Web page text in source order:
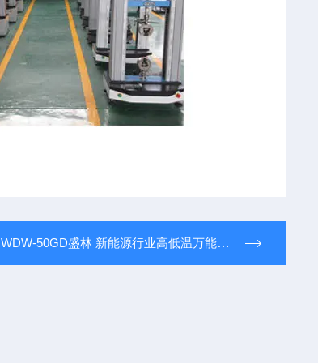
WDW-50GD盛林 新能源行业高低温万能试验机